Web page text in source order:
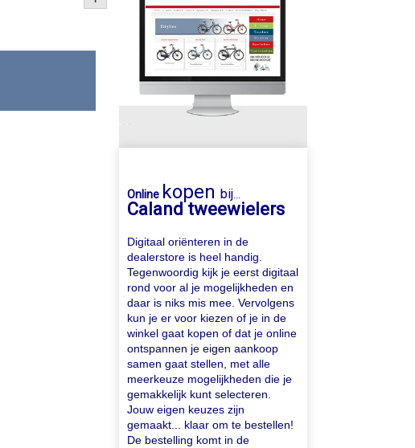
Online kopenbij...
Caland tweewielers
Digitaal oriënteren in de
dealerstore is heel handig.
Tegenwoordig kijk je eerst digitaal
rond voor al je mogelijkheden en
daar is niks mis mee. Vervolgens
kun je er voor kiezen of je in de
winkel gaat kopen of dat je online
ontspannen je eigen aankoop
samen gaat stellen, met alle
meerkeuze mogelijkheden die je
gemakkelijk kunt selecteren.
Jouw eigen keuzes zijn
gemaakt... klaar om te bestellen!
De bestelling komt in de